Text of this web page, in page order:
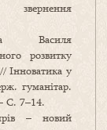
Василя
розвитку
у
гуманітар.
С. 7–14.
– новий